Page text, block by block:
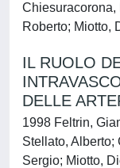
Chiesuracorona,
Roberto; Miotto,
IL RUOLO
DELLE
1998 Feltrin,
Stellato, Alberto;
Sergio; Miotto,